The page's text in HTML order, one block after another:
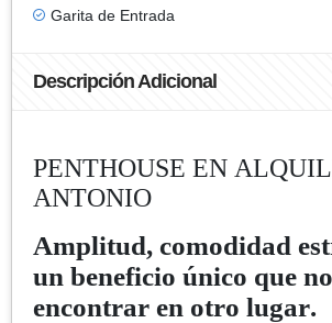
Garita de Entrada
Descripción Adicional
PENTHOUSE EN
ANTONIO
Amplitud, comodidad
un beneficio único que
encontrar en otro lugar.